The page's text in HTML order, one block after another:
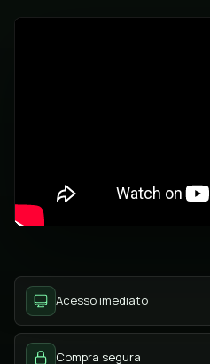
Acesso imediato
Compra segura